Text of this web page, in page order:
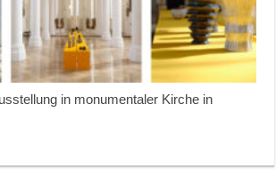
in monumentaler Kirche in